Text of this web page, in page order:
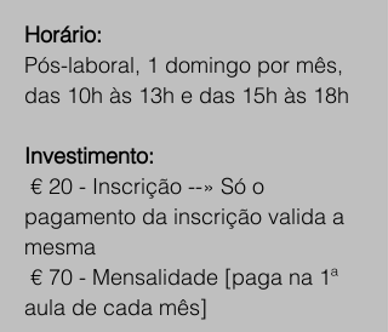
Horário:
Pós-laboral, 1 domingo por mês,
das 10h às 13h e das 15h às 18h
Investimento:
€ 20 - Inscrição --» Só o
pagamento da inscrição valida a
mesma
€ 70 - Mensalidade [paga na 1ª
aula de cada mês]